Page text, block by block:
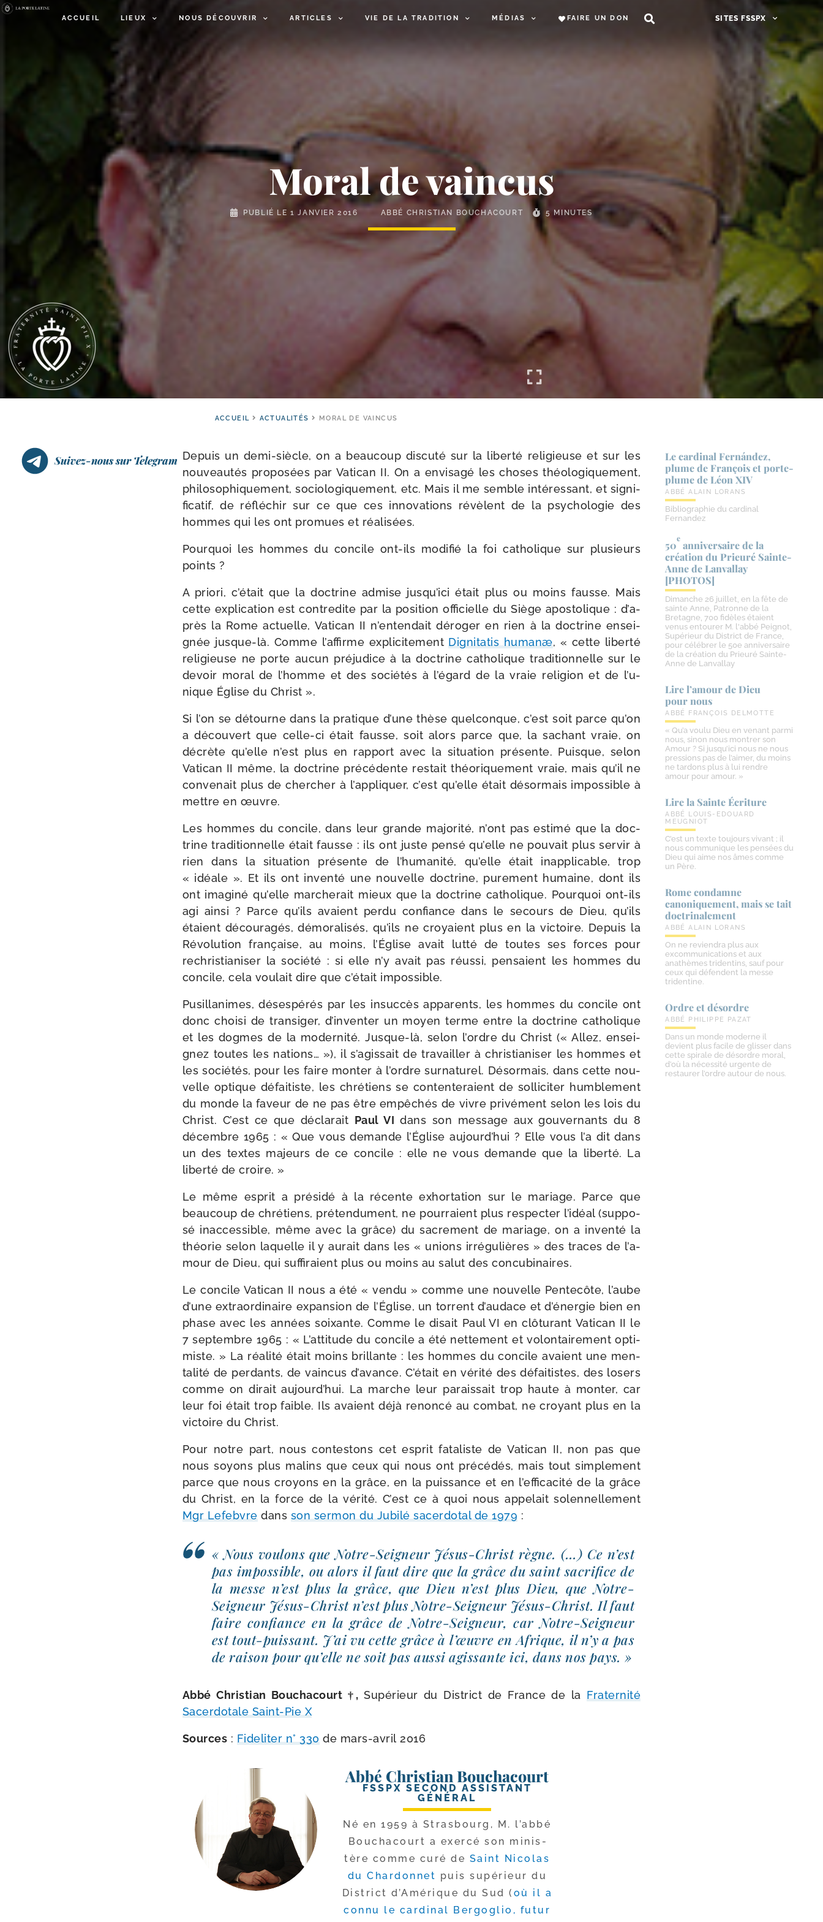
ACCUEIL LIEUX NOUS DÉCOUVRIR ARTICLES VIE DE LA TRADITION MÉDIAS FAIRE UN DON SITES FSSPX
Moral de vaincus
PUBLIÉ LE1 JANVIER 2016 ABBÉ CHRISTIAN BOUCHACOURT 5 MINUTES
ACCUEIL ACTUALITÉS MORAL DE VAINCUS
Suivez-nous sur Telegram Depuis un demi-​siècle, on a beau­coup dis­cu­té sur la liber­té reli­gieuse et sur les
nou­veau­tés pro­po­sées par Vatican II. On a envi­sa­gé les choses théo­lo­gi­que­ment,
phi­lo­so­phi­que­ment, socio­lo­gi­que­ment, etc. Mais il me semble inté­res­sant, et signi­
fi­ca­tif, de réflé­chir sur ce que ces inno­va­tions révèlent de la psy­cho­lo­gie des
hommes qui les ont pro­mues et réalisées.
Pourquoi les hommes du concile ont-​ils modi­fié la foi catho­lique sur plu­sieurs
points ?
A prio­ri, c’é­tait que la doc­trine admise jus­qu’i­ci était plus ou moins fausse. Mais
cette expli­ca­tion est contre­dite par la posi­tion offi­cielle du Siège apos­to­lique : d’a­
près la Rome actuelle, Vatican II n’en­ten­dait déro­ger en rien à la doc­trine ensei­
gnée jusque-​là. Comme l’af­firme expli­ci­te­ment Dignitatis humanæ, « cette liber­té
reli­gieuse ne porte aucun pré­ju­dice à la doc­trine catho­lique tra­di­tion­nelle sur le
devoir moral de l’homme et des socié­tés à l’é­gard de la vraie reli­gion et de l’u­
nique Église du Christ ».
Si l’on se détourne dans la pra­tique d’une thèse quel­conque, c’est soit parce qu’on
a décou­vert que celle-​ci était fausse, soit alors parce que, la sachant vraie, on
décrète qu’elle n’est plus en rap­port avec la situa­tion pré­sente. Puisque, selon
Vatican II même, la doc­trine pré­cé­dente res­tait théo­ri­que­ment vraie, mais qu’il ne
conve­nait plus de cher­cher à l’ap­pli­quer, c’est qu’elle était désor­mais impos­sible à
mettre en œuvre.
Les hommes du concile, dans leur grande majo­ri­té, n’ont pas esti­mé que la doc­
trine tra­di­tion­nelle était fausse : ils ont juste pen­sé qu’elle ne pou­vait plus ser­vir à
rien dans la situa­tion pré­sente de l’hu­ma­ni­té, qu’elle était inap­pli­cable, trop
« idéale ». Et ils ont inven­té une nou­velle doc­trine, pure­ment humaine, dont ils
ont ima­gi­né qu’elle mar­che­rait mieux que la doc­trine catho­lique. Pourquoi ont-​ils
agi ain­si ? Parce qu’ils avaient per­du confiance dans le secours de Dieu, qu’ils
étaient décou­ra­gés, démo­ra­li­sés, qu’ils ne croyaient plus en la vic­toire. Depuis la
Révolution fran­çaise, au moins, l’Église avait lut­té de toutes ses forces pour
rechris­tia­ni­ser la socié­té : si elle n’y avait pas réus­si, pen­saient les hommes du
concile, cela vou­lait dire que c’é­tait impossible.
Pusillanimes, déses­pé­rés par les insuc­cès appa­rents, les hommes du concile ont
donc choi­si de tran­si­ger, d’in­ven­ter un moyen terme entre la doc­trine catho­lique
et les dogmes de la moder­ni­té. Jusque-​là, selon l’ordre du Christ (« Allez, ensei­
gnez toutes les nations… »), il s’a­gis­sait de tra­vailler à chris­tia­ni­ser les hommes et
les socié­tés, pour les faire mon­ter à l’ordre sur­na­tu­rel. Désormais, dans cette nou­
velle optique défai­tiste, les chré­tiens se conten­te­raient de sol­li­ci­ter hum­ble­ment
du monde la faveur de ne pas être empê­chés de vivre pri­vé­ment selon les lois du
Christ. C’est ce que décla­rait Paul VI dans son mes­sage aux gou­ver­nants du 8
décembre 1965 : « Que vous demande l’Église aujourd’­hui ? Elle vous l’a dit dans
un des textes majeurs de ce concile : elle ne vous demande que la liber­té. La
liber­té de croire. »
Le même esprit a pré­si­dé à la récente exhor­ta­tion sur le mariage. Parce que
beau­coup de chré­tiens, pré­ten­du­ment, ne pour­raient plus res­pec­ter l’i­déal (sup­po­
sé inac­ces­sible, même avec la grâce) du sacre­ment de mariage, on a inven­té la
théo­rie selon laquelle il y aurait dans les « unions irré­gu­lières » des traces de l’a­
mour de Dieu, qui suf­fi­raient plus ou moins au salut des concubinaires.
Le concile Vatican II nous a été « ven­du » comme une nou­velle Pentecôte, l’aube
d’une extra­or­di­naire expan­sion de l’Église, un tor­rent d’au­dace et d’éner­gie bien en
phase avec les années soixante. Comme le disait Paul VI en clô­tu­rant Vatican II le
7 sep­tembre 1965 : « L’attitude du concile a été net­te­ment et volon­tai­re­ment opti­
miste. » La réa­li­té était moins brillante : les hommes du concile avaient une men­
ta­li­té de per­dants, de vain­cus d’a­vance. C’était en véri­té des défai­tistes, des losers
comme on dirait aujourd’­hui. La marche leur parais­sait trop haute à mon­ter, car
leur foi était trop faible. Ils avaient déjà renon­cé au com­bat, ne croyant plus en la
vic­toire du Christ.
Pour notre part, nous contes­tons cet esprit fata­liste de Vatican II, non pas que
nous soyons plus malins que ceux qui nous ont pré­cé­dés, mais tout sim­ple­ment
parce que nous croyons en la grâce, en la puis­sance et en l’ef­fi­ca­ci­té de la grâce
du Christ, en la force de la véri­té. C’est ce à quoi nous appe­lait solen­nel­le­ment
Mgr Lefebvre dans son ser­mon du Jubilé sacer­do­tal de 1979 :
« Nous vou­lons que Notre-​Seigneur Jésus-​Christ règne. (…) Ce n’est
pas impos­sible, ou alors il faut dire que la grâce du saint sacri­fice de
la messe n’est plus la grâce, que Dieu n’est plus Dieu, que Notre-​
Seigneur Jésus-​Christ n’est plus Notre-​Seigneur Jésus-​Christ. Il faut
faire confiance en la grâce de Notre-​Seigneur, car Notre-​Seigneur
est tout-​puissant. J’ai vu cette grâce à l’œuvre en Afrique, il n’y a pas
de rai­son pour qu’elle ne soit pas aus­si agis­sante ici, dans nos pays. »
Abbé Christian Bouchacourt †,Supérieur du District de France de la Fraternité
Sacerdotale Saint-​Pie X
Sources : Fideliter n° 330 de mars-​avril 2016
Abbé Christian Bouchacourt
FSSPX SECOND ASSISTANT
GÉNÉRAL
Né en 1959 à Strasbourg, M. l’ab­bé
Bouchacourt a exer­cé son minis­
tère comme curé de Saint Nicolas
du Chardonnet puis supé­rieur du
District d’Amérique du Sud ( où il a
connu le car­di­nal Bergoglio, futur
Le cardinal Fernández,
plume de François et porte-​
plume de Léon XIV
ABBÉ ALAIN LORANS
Bibliographie du cardinal
Fernandez
50
e
anniversaire de la
création du Prieuré Sainte-​
Anne de Lanvallay
[PHOTOS]
Dimanche 26 juillet, en la fête de
sainte Anne, Patronne de la
Bretagne, 700 fidèles étaient
venus entourer M. l'abbé Peignot,
Supérieur du District de France,
pour célébrer le 50e anniversaire
de la création du Prieuré Sainte-
Anne de Lanvallay
Lire l’amour de Dieu
pour nous
ABBÉ FRANÇOIS DELMOTTE
« Qu’a voulu Dieu en venant parmi
nous, sinon nous montrer son
Amour ? Si jusqu’ici nous ne nous
pressions pas de l’aimer, du moins
ne tardons plus à lui rendre
amour pour amour. »
Lire la Sainte Écriture
ABBÉ LOUIS-EDOUARD
MEUGNIOT
C’est un texte toujours vivant ; il
nous communique les pensées du
Dieu qui aime nos âmes comme
un Père.
Rome condamne
canoniquement, mais se tait
doctrinalement
ABBÉ ALAIN LORANS
On ne reviendra plus aux
excommunications et aux
anathèmes tridentins, sauf pour
ceux qui défendent la messe
tridentine.
Ordre et désordre
ABBÉ PHILIPPE PAZAT
Dans un monde moderne il
devient plus facile de glisser dans
cette spirale de désordre moral,
d’où la nécessité urgente de
restaurer l’ordre autour de nous.